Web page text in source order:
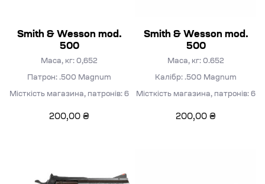
Smith & Wesson mod.
500
Маса, кг: 0,652
Патрон: .500 Magnum
Місткість магазина, патронів: 6
200,00 ₴
Smith & Wesson mod.
500
Маса, кг: 0.652
Калібр: .500 Magnum
Місткість магазина, патронів: 6
200,00 ₴